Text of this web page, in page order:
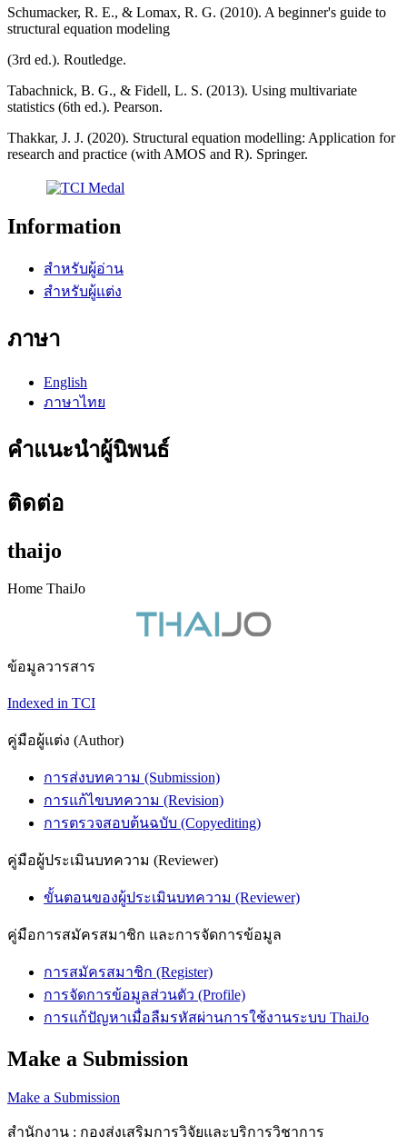
Schumacker, R. E., & Lomax, R. G. (2010). A beginner's guide to
structural equation modeling
(3rd ed.). Routledge.
Tabachnick, B. G., & Fidell, L. S. (2013). Using multivariate
statistics (6th ed.). Pearson.
Thakkar, J. J. (2020). Structural equation modelling: Application for
research and practice (with AMOS and R). Springer.
Information
สำหรับผู้อ่าน
สำหรับผู้แต่ง
ภาษา
English
ภาษาไทย
คำแนะนำผู้นิพนธ์
ติดต่อ
thaijo
Home ThaiJo
ข้อมูลวารสาร
Indexed in TCI
คู่มือผู้แต่ง (Author)
การส่งบทความ (Submission)
การแก้ไขบทความ (Revision)
การตรวจสอบต้นฉบับ (Copyediting)
คู่มือผู้ประเมินบทความ (Reviewer)
ขั้นตอนของผู้ประเมินบทความ (Reviewer)
คู่มือการสมัครสมาชิก และการจัดการข้อมูล
การสมัครสมาชิก (Register)
การจัดการข้อมูลส่วนตัว (Profile)
การแก้ปัญหาเมื่อลืมรหัสผ่านการใช้งานระบบ ThaiJo
Make a Submission
Make a Submission
สำนักงาน : กองส่งเสริมการวิจัยและบริการวิชาการ